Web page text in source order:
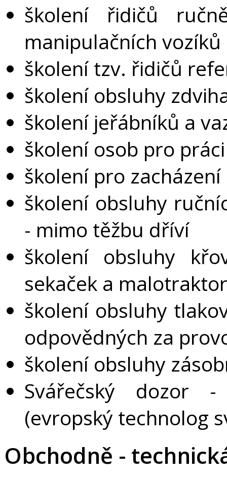
školení řidičů
manipulačních vozíků
školení tzv. řidičů
školení obsluhy
školení jeřábníků a
školení osob pro
školení pro
školení obsluhy
- mimo těžbu dříví
školení obsluhy
sekaček a
školení obsluhy
odpovědných za
školení obsluhy
Svářečský dozor
(evropský technolog
Obchodně -